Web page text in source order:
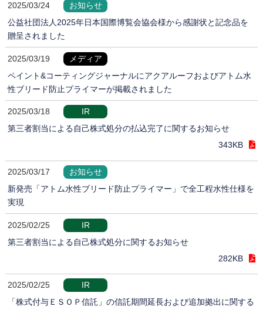
2025/03/24
お知らせ
公益社団法人2025年日本国際博覧会協会様から感謝状と記念品を
贈呈されました
2025/03/19
メディア
ペイント&コーティングジャーナルにアクアルーフおよびアトム水
性ブリード防止プライマーが掲載されました
2025/03/18
IR
第三者割当による自己株式処分の払込完了に関するお知らせ
343KB
2025/03/17
お知らせ
新発売「アトム水性ブリード防止プライマー」で全工程水性仕様を
実現
2025/02/25
IR
第三者割当による自己株式処分に関するお知らせ
282KB
2025/02/25
IR
「株式付与ＥＳＯＰ信託」の信託期間延長および追加拠出に関する